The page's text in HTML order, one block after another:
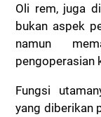
Oli rem, juga
bukan aspek
namun
pengoperasian
Fungsi
yang diberikan